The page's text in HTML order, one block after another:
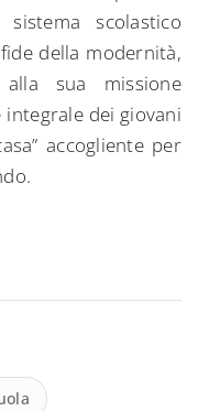
scolastico
della modernità,
sua missione
dei giovani
accogliente per